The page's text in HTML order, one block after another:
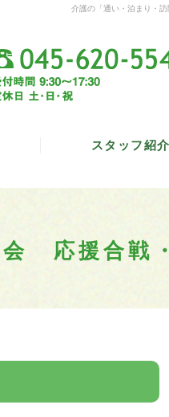
応援合戦
介護の「通い・泊まり・
スタッフ紹介